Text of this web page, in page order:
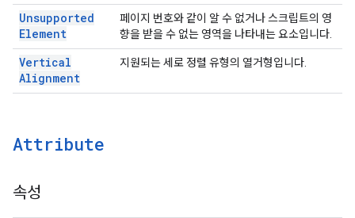
Unsupported
Element
페이지 번호와 같이 알 수 없거나 스크립트의 영
향을 받을 수 없는 영역을 나타내는 요소입니다.
Vertical
Alignment
지원되는 세로 정렬 유형의 열거형입니다.
Attribute
속성